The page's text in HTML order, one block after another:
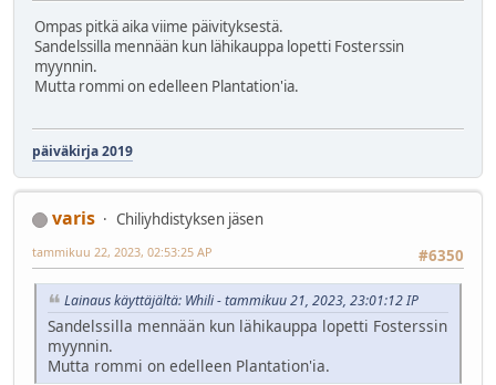
Ompas pitkä aika viime päivityksestä.
Sandelssilla mennään kun lähikauppa lopetti Fosterssin
myynnin.
Mutta rommi on edelleen Plantation'ia.
päiväkirja 2019
varis
Chiliyhdistyksen jäsen
#6350
tammikuu 22, 2023, 02:53:25 AP
Lainaus käyttäjältä: Whili - tammikuu 21, 2023, 23:01:12 IP
Sandelssilla mennään kun lähikauppa lopetti Fosterssin
myynnin.
Mutta rommi on edelleen Plantation'ia.